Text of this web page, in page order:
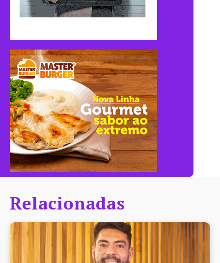
Relacionadas